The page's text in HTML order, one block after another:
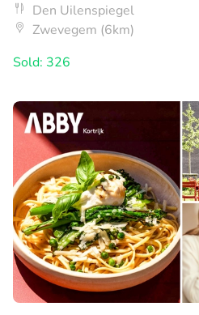
Den Uilenspiegel
Zwevegem (6km)
Sold: 326